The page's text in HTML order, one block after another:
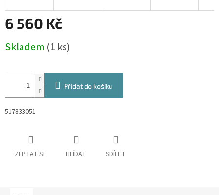
6 560 Kč
cena:
Skladem (1 ks)
Přidat do košíku
5J7833051
ZEPTAT SE HLÍDAT SDÍLET